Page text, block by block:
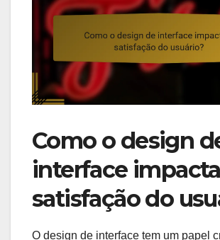
Como o design
interface
satisfação do
O design de interface tem um papel